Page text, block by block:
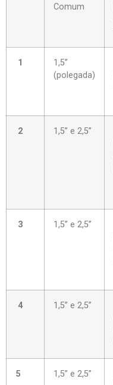
Comum
1
1,5”
(polegada)
2 1,5” e 2,5”
3 1,5” e 2,5”
4 1,5” e 2,5”
5 1,5” e 2,5”